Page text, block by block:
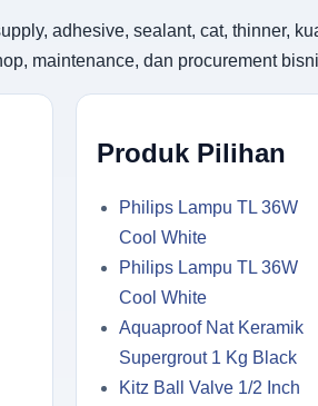
adhesive, sealant, cat, thinner,
maintenance, dan procurement
Produk Pilihan
Philips Lampu TL 36W
Cool White
Philips Lampu TL 36W
Cool White
Aquaproof Nat Keramik
Supergrout 1 Kg Black
Kitz Ball Valve 1/2 Inch